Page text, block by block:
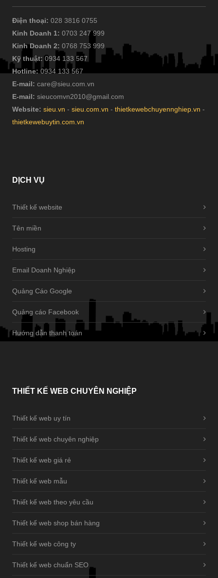
Điện thoại: 028 3816 0755
Kinh Doanh 1: 0703 247 999
Kinh Doanh 2: 0768 753 999
Kỹ thuật: 0934 133 567
Hotline: 0934 133 567
E-mail: care@sieu.com.vn
E-mail: sieucomvn2010@gmail.com
Website: sieu.vn - sieu.com.vn - thietkewebchuyennghiep.vn -
thietkewebuytin.com.vn
DỊCH VỤ
Thiết kế website
Tên miền
Hosting
Email Doanh Nghiệp
Quảng Cáo Google
Quảng cáo Facebook
Hướng dẫn thanh toán
THIẾT KẾ WEB CHUYÊN NGHIỆP
Thiết kế web uy tín
Thiết kế web chuyên nghiệp
Thiết kế web giá rẻ
Thiết kế web mẫu
Thiết kế web theo yêu cầu
Thiết kế web shop bán hàng
Thiết kế web công ty
Thiết kế web chuẩn SEO